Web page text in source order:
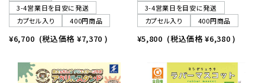
3-4営業日を目安に発送
カプセル入り
400円商品
¥6,700 (税込価格 ¥7,370 )
3-4営業日を目安に発送
カプセル入り
400円商品
¥5,800 (税込価格¥6,380 )